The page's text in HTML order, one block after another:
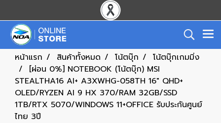
หน้าแรก สินค้าทั้งหมด โน้ตบุ๊ก
โน้ตบุ๊กเกมมิ่ง
[ผ่อน 0%] NOTEBOOK (โน้ตบุ๊ก) MSI
STEALTHA16 AI+ A3XWHG-058TH 16" QHD+
OLED/RYZEN AI 9 HX 370/RAM 32GB/SSD
1TB/RTX 5070/WINDOWS 11+OFFICE รับประกันศูนย์
ไทย 3ปี